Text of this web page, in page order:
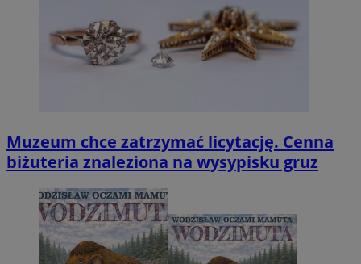
Muzeum chce zatrzymać licytację. Cenna
biżuteria znaleziona na wysypisku gruz